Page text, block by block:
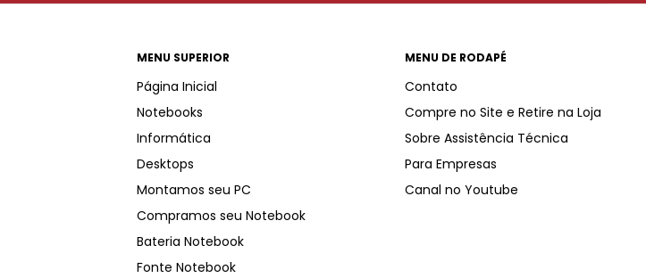
MENU SUPERIOR
Página Inicial
Notebooks
Informática
Desktops
Montamos seu PC
Compramos seu Notebook
Bateria Notebook
Fonte Notebook
MENU DE RODAPÉ
Contato
Compre no Site e Retire na Loja
Sobre Assistência Técnica
Para Empresas
Canal no Youtube